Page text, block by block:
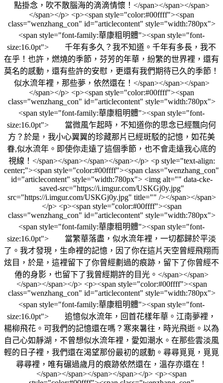
點掛念，吹不散腦海的滴滴情懷！</span></span></span>
</span></p> <p><span style="color:#00ffff"><span
class="wenzhang_con" id="articlecontent" style="width:780px">
<span style="font-family:華康粗明體"><span style="font-
size:16.0pt"> 千年有多久？我不知道。千年有多長，我不
在乎！也許，燃燒的季節，芬芳的年華，紛繁的世界裡，還有
莫名的感動，還有些許的安慰，更還有我們期待已久的季節！
似水流年裡，那些夢，依然還在！</span></span></span>
</span></p> <p><span style="color:#00ffff"><span
class="wenzhang_con" id="articlecontent" style="width:780px">
<span style="font-family:華康粗明體"><span style="font-
size:16.0pt"> 當微風乍起時，不知道你的思念已經飄向何
方？於是，我小心翼翼的珍藏那片已經斑駁的記憶，如花美
眷,似水流年。即使你走遠了這個季節，也不會走遠我心底的
視線！</span></span></span></span></p> <p style="text-align:
center;"><span style="color:#00ffff"><span class="wenzhang_con"
id="articlecontent" style="width:780px"> <img alt="" data-cke-
saved-src="https://i.imgur.com/USKGj0y.jpg"
src="https://i.imgur.com/USKGj0y.jpg" title="" /></span></span>
</p> <p><span style="color:#00ffff"><span
class="wenzhang_con" id="articlecontent" style="width:780px">
<span style="font-family:華康粗明體"><span style="font-
size:16.0pt"> 當繁華落盡，似水流年裡，一切都歸於平淡
了。我才發現，生命裡的記憶，因了你在這片天空曾經飛翔而
炫目，於是，這裡留下了你曾經劃過的痕跡，留下了你曾經不
倦的身影，也留下了我曾經期許的目光。</span></span>
</span></span></p> <p><span style="color:#00ffff"><span
class="wenzhang_con" id="articlecontent" style="width:780px">
<span style="font-family:華康粗明體"><span style="font-
size:16.0pt"> 追憶似水流年，回首花樣年華。江南夢裡，
楊柳飛花。可我們的記憶還在嗎？寒來暑往，時光飛逝。以為
自己心如靜湖，不曾想似水流年裡，愛如潮水。在那些雲淡風
輕的日子裡，我們還在渴望那份最初的感動。尋尋覓覓，覓覓
尋尋裡，唯有碾過歲月的痕跡依然還在，溫存亦還在！
</span></span></span></span></p> <p><span